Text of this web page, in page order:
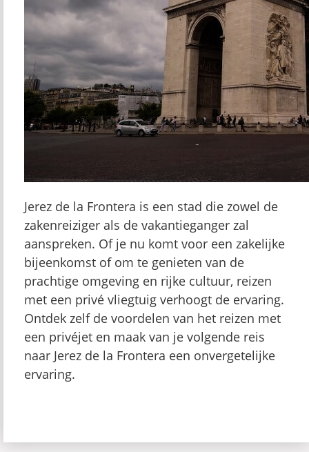
Jerez de la Frontera is een stad die zowel de
zakenreiziger als de vakantieganger zal
aanspreken. Of je nu komt voor een zakelijke
bijeenkomst of om te genieten van de
prachtige omgeving en rijke cultuur, reizen
met een privé vliegtuig verhoogt de ervaring.
Ontdek zelf de voordelen van het reizen met
een privéjet en maak van je volgende reis
naar Jerez de la Frontera een onvergetelijke
ervaring.